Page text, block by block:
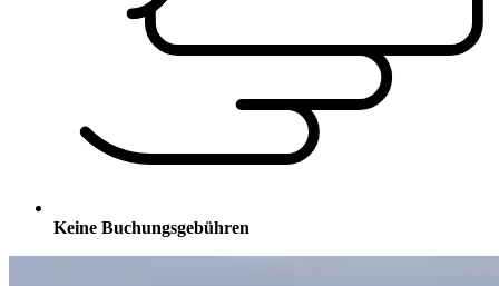
Keine Buchungsgebühren